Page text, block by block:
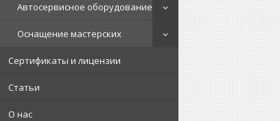
Автосервисное оборудование
Оснащение мастерских
Сертификаты и лицензии
Статьи
О нас